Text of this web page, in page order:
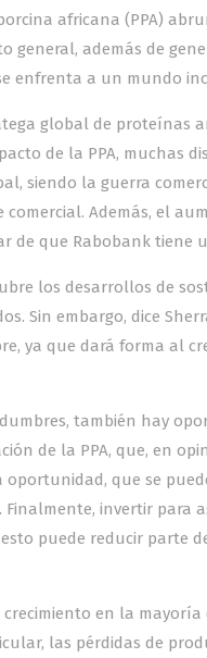
africana (PPA)
general, además de
enfrenta a un mundo
global de proteínas
de la PPA,
siendo la guerra
comercial. Además, el
de que Rabobank tiene
los desarrollos de
Sin embargo, dice
ya que dará forma al
también hay
de la PPA, que, en
oportunidad, que se
Finalmente, invertir para
puede reducir parte
en la mayoría
las pérdidas de